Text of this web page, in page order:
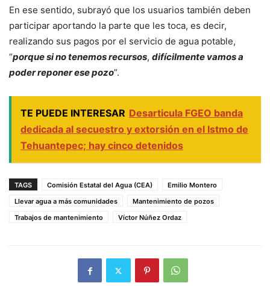
En ese sentido, subrayó que los usuarios también deben
participar aportando la parte que les toca, es decir,
realizando sus pagos por el servicio de agua potable,
“porque si no tenemos recursos, difícilmente vamos a
poder reponer ese pozo”.
TE PUEDE INTERESAR Desarticula FGEO banda
dedicada al secuestro y extorsión en el Istmo de
Tehuantepec; hay cinco detenidos
TAGS Comisión Estatal del Agua (CEA)
Emilio Montero
Llevar agua a más comunidades
Mantenimiento de pozos
Trabajos de mantenimiento
Víctor Núñez Ordaz